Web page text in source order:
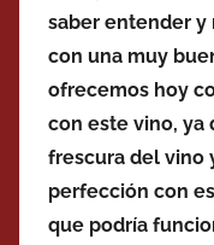
saber entender y
con una muy
ofrecemos hoy
con este vino, ya
frescura del vino
perfección con
que podría